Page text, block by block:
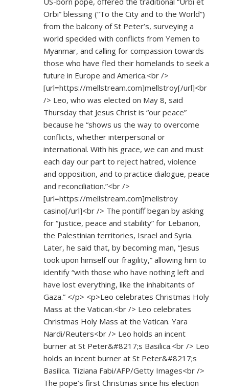
Orbi” blessing (“To the City and to the World”)
from the balcony of St Peter’s, surveying a
world speckled with conflicts from Yemen to
Myanmar, and calling for compassion towards
those who have fled their homelands to seek a
future in Europe and America.<br />
[url=https://mellstream.com]mellstroy[/url]<br
/> Leo, who was elected on May 8, said
Thursday that Jesus Christ is “our peace”
because he “shows us the way to overcome
conflicts, whether interpersonal or
international. With his grace, we can and must
each day our part to reject hatred, violence
and opposition, and to practice dialogue, peace
and reconciliation.”<br />
[url=https://mellstream.com]mellstroy
casino[/url]<br /> The pontiff began by asking
for “justice, peace and stability” for Lebanon,
the Palestinian territories, Israel and Syria.
Later, he said that, by becoming man, “Jesus
took upon himself our fragility,” allowing him to
identify “with those who have nothing left and
have lost everything, like the inhabitants of
Gaza.” </p> <p>Leo celebrates Christmas Holy
Mass at the Vatican.<br /> Leo celebrates
Christmas Holy Mass at the Vatican. Yara
Nardi/Reuters<br /> Leo holds an incent
burner at St Peter&#8217;s Basilica.<br /> Leo
holds an incent burner at St Peter&#8217;s
Basilica. Tiziana Fabi/AFP/Getty Images<br />
The pope’s first Christmas since his election